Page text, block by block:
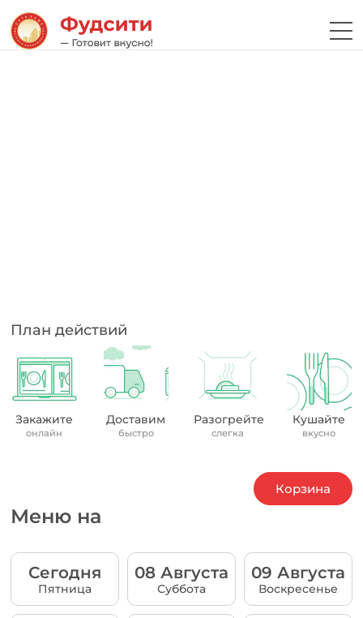
План действий
Закажите
онлайн
Доставим
быстро
Разогрейте
слегка
Кушайте
вкусно
Меню на
Сегодня
Пятница
08 Августа
Суббота
09 Августа
Воскресенье
Корзина